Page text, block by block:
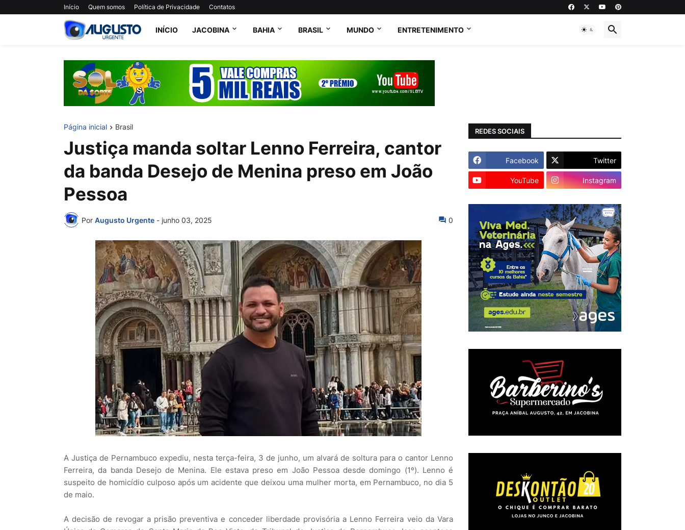
Início Quem somos Política de Privacidade Contatos
INÍCIO JACOBINA BAHIA BRASIL MUNDO ENTRETENIMENTO
Página inicial Brasil
Justiça manda soltar Lenno Ferreira, cantor
da banda Desejo de Menina preso em João
Pessoa
Por Augusto Urgente - junho 03, 2025 0
A Justiça de Pernambuco expediu, nesta terça-feira, 3 de junho, um alvará de soltura para o cantor Lenno
Ferreira, da banda Desejo de Menina. Ele estava preso em João Pessoa desde domingo (1º). Lenno é
suspeito de homicídio culposo após um acidente que deixou uma mulher morta, em Pernambuco, no dia 5
de maio.
A decisão de revogar a prisão preventiva e conceder liberdade provisória a Lenno Ferreira veio da Vara
REDES SOCIAIS
Facebook Twitter
YouTube Instagram